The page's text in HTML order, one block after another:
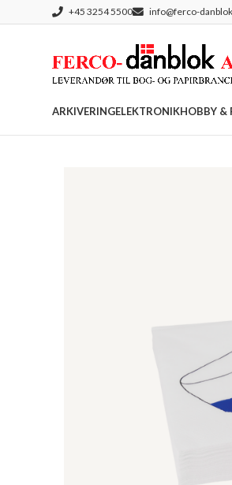
+45 3254 5500 info@ferco-
ARKIVERINGELEKTRONIKHOBBY &